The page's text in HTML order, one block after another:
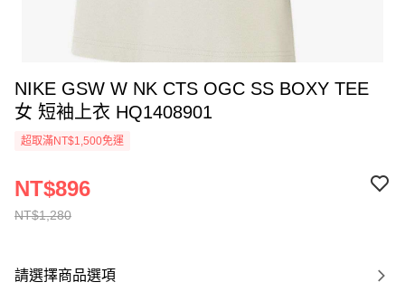
NIKE GSW W NK CTS OGC SS BOXY TEE
女 短袖上衣 HQ1408901
超取滿NT$1,500免運
NT$1,280
NT$896
請選擇商品選項